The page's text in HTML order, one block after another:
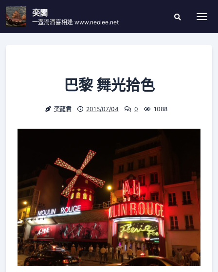
Skip
to
content
奕閣
一壺濁酒喜相逢 www.neolee.net
巴黎 舞光拾色
奕龍君 2015/07/04 0 1088